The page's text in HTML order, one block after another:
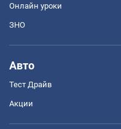
Онлайн уроки
ЗНО
Авто
Тест Драйв
Акции